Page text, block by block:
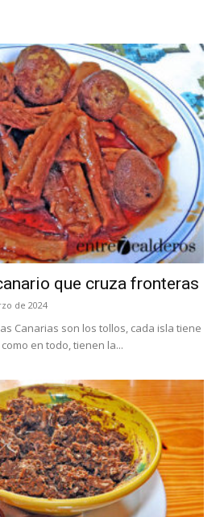
que cruza fronteras
de 2024
Canarias son los tollos, cada isla tiene
en todo, tienen la...